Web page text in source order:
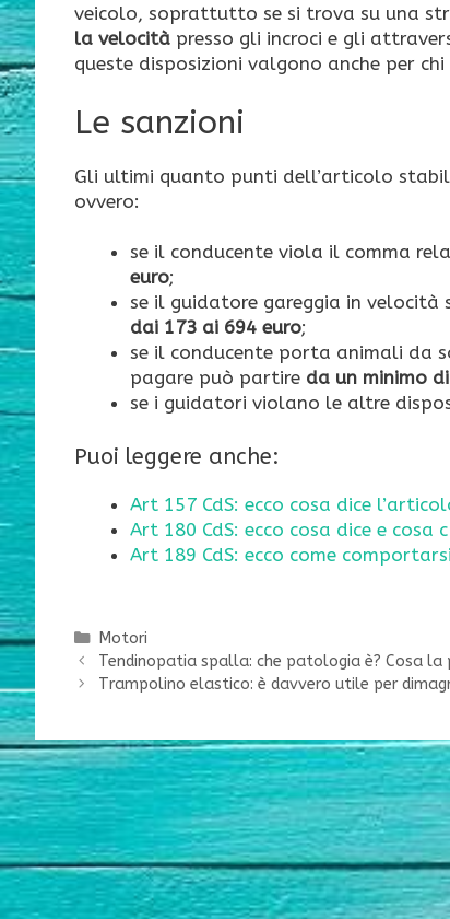
veicolo, soprattutto se si trova su una
la velocità presso gli incroci e gli
queste disposizioni valgono anche per
Le sanzioni
Gli ultimi quanto punti dell’articolo
ovvero:
se il conducente viola il comma
euro;
se il guidatore gareggia in
dai 173 ai 694 euro;
se il conducente porta animali da
pagare può partire da un minimo
se i guidatori violano le altre
Puoi leggere anche:
Art 157 CdS: ecco cosa dice
Art 180 CdS: ecco cosa dice e cosa
Art 189 CdS: ecco come
Categorie
Motori
Tendinopatia spalla: che patologia è? Cosa la
Trampolino elastico: è davvero utile per